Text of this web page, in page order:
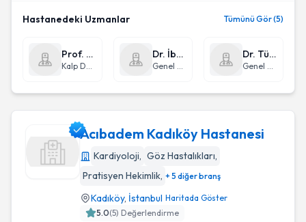
Hastanedeki Uzmanlar Tümünü Gör (5)
Prof. Dr. Önder Teskin
Kalp Damar Cerrahisi
Dr. İbrahim Berber
Genel Cerrahi
Dr. Türker Ertürk
Genel Cerrahi
Acıbadem Kadıköy Hastanesi
Kardiyoloji, Göz Hastalıkları,
Pratisyen Hekimlik, + 5 diğer branş
Kadıköy, İstanbul Haritada Göster
5.0(5) Değerlendirme